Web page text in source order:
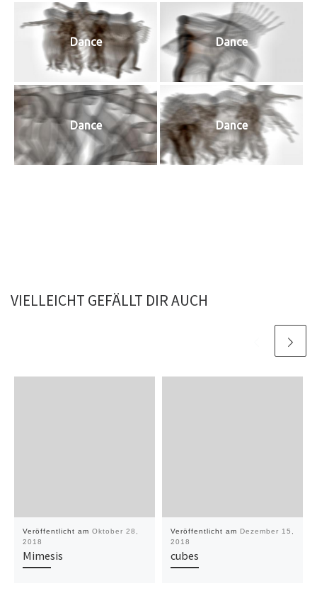
Dance Dance
Dance Dance
VIELLEICHT GEFÄLLT DIR AUCH
Veröffentlicht am Oktober 28,
2018
Mimesis
Veröffentlicht am Dezember 15,
2018
cubes